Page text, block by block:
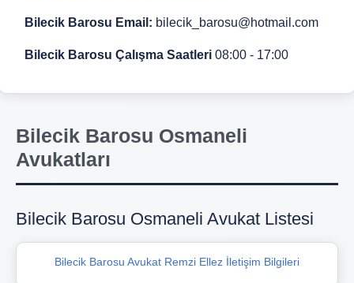
Bilecik Barosu Email: bilecik_barosu@hotmail.com
Bilecik Barosu Çalışma Saatleri 08:00 - 17:00
Bilecik Barosu Osmaneli
Avukatları
Bilecik Barosu Osmaneli Avukat Listesi
Bilecik Barosu Avukat Remzi Ellez İletişim Bilgileri